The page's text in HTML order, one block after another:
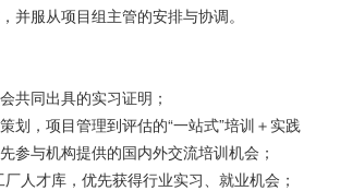
并服从项目组主管的安排与协调。
共同出具的实习证明；
划，项目管理到评估的“一站式”培训＋实践
参与机构提供的国内外交流培训机会；
厂人才库，优先获得行业实习、就业机会；